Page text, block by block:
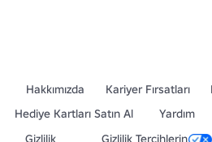
Hakkımızda Kariyer Fırsatları
Hediye Kartları Satın Al
Yardım
Gizlilik
Gizlilik Tercihlerin